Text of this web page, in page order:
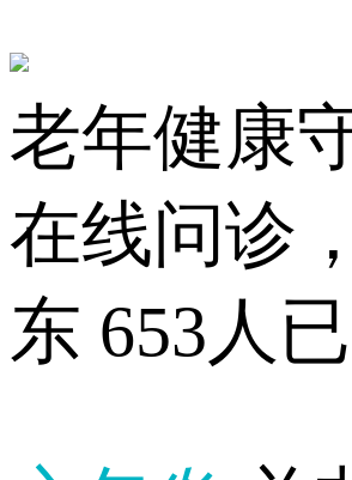
老年健康
在线问诊
东 653人